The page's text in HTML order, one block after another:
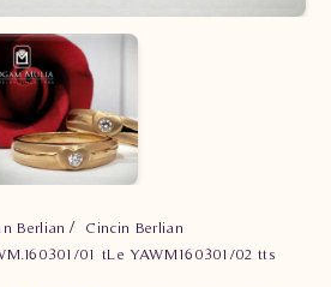
Berlian
Cincin Berlian
01 tLe YAWM160301/02 tts